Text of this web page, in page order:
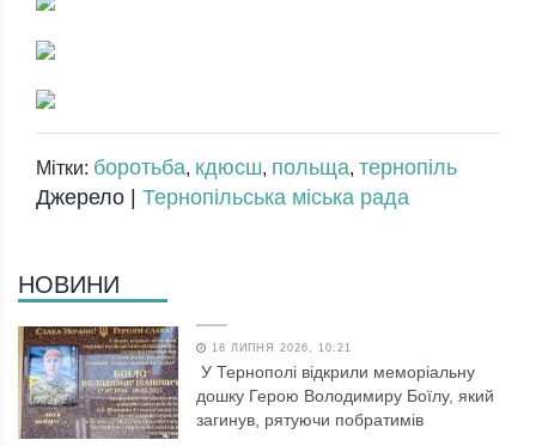
Мітки: боротьба, кдюсш, польща, тернопіль
Джерело | Тернопільська міська рада
НОВИНИ
18 ЛИПНЯ 2026, 10:21
У Тернополі відкрили меморіальну
дошку Герою Володимиру Боїлу, який
загинув, рятуючи побратимів